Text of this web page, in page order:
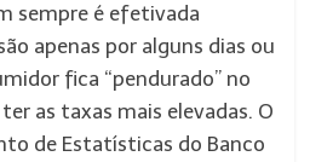
sempre é efetivada
apenas por alguns dias ou
fica “pendurado” no
as taxas mais elevadas. O
de Estatísticas do Banco